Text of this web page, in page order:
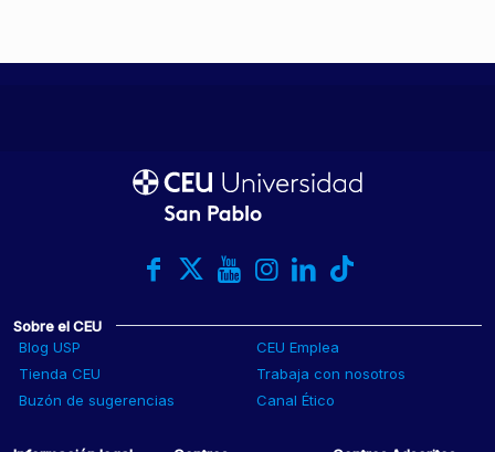
Sobre el CEU
Blog USP
CEU Emplea
Tienda CEU
Trabaja con nosotros
Buzón de sugerencias
Canal Ético